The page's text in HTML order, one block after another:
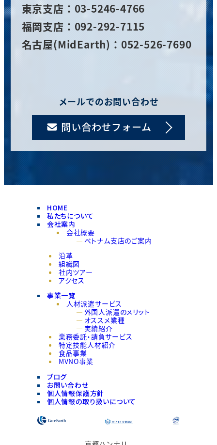
東京支店：03-5246-4766
福岡支店：092-292-7115
名古屋(MidEarth)：052-526-7690
メールでのお問い合わせ
問い合わせフォーム
HOME
私たちについて
会社案内
会社概要
ベトナム支店のご案内
沿革
組織図
社内ツアー
アクセス
事業一覧
人材派遣サービス
外国人派遣のメリット
オススメ業種
実績紹介
業務委託・請負サービス
特定技能人材紹介
食品事業
MVNO事業
ブログ
お問い合わせ
個人情報保護方針
個人情報の取り扱いについて